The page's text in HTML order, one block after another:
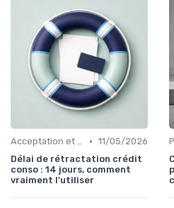
Acceptation et mise en place du crédit • 11/05/2026
Délai de rétractation crédit
conso : 14 jours, comment
vraiment l'utiliser